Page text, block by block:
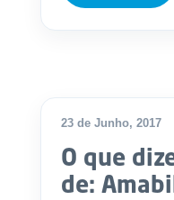
23 de Junho, 2017
O que
de: